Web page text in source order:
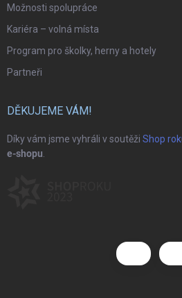
Možnosti spolupráce
Kariéra – volná místa
Program pro školky, herny a hotely
Partneři
DĚKUJEME VÁM!
Díky vám jsme vyhráli v soutěži Shop
e-shopu.